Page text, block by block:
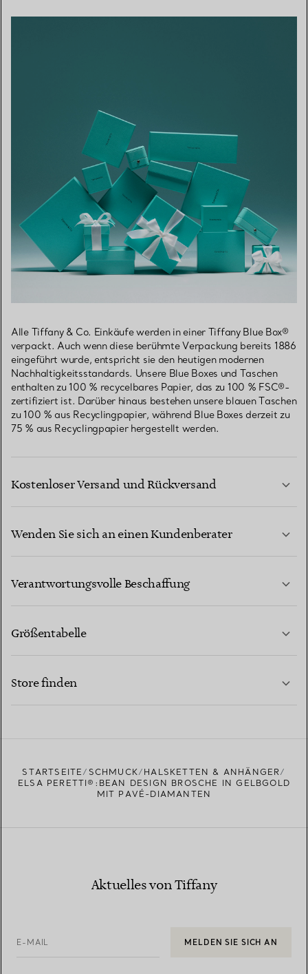
Alle Tiffany & Co. Einkäufe werden in einer Tiffany Blue Box®
verpackt. Auch wenn diese berühmte Verpackung bereits 1886
eingeführt wurde, entspricht sie den heutigen modernen
Nachhaltigkeitsstandards. Unsere Blue Boxes und Taschen
enthalten zu 100 % recycelbares Papier, das zu 100 % FSC®-
zertifiziert ist. Darüber hinaus bestehen unsere blauen Taschen
zu 100 % aus Recyclingpapier, während Blue Boxes derzeit zu
75 % aus Recyclingpapier hergestellt werden.
Kostenloser Versand und Rückversand
Wenden Sie sich an einen Kundenberater
Verantwortungsvolle Beschaffung
Größentabelle
Store finden
STARTSEITE SCHMUCK
HALSKETTEN & ANHÄNGER
ELSA PERETTI®:BEAN DESIGN BROSCHE IN GELBGOLD
MIT PAVÉ-DIAMANTEN
Aktuelles von Tiffany
E-MAIL MELDEN SIE SICH AN